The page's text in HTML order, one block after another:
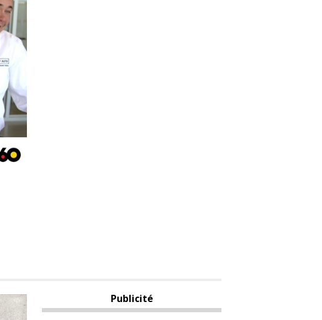
Publicité